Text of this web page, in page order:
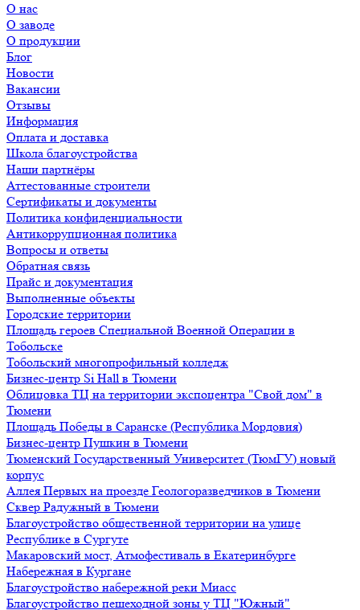
О нас
О заводе
О продукции
Блог
Новости
Вакансии
Отзывы
Информация
Оплата и доставка
Школа благоустройства
Наши партнёры
Аттестованные строители
Сертификаты и документы
Политика конфиденциальности
Антикоррупционная политика
Вопросы и ответы
Обратная связь
Прайс и документация
Выполненные объекты
Городские территории
Площадь героев Специальной Военной Операции в
Тобольске
Тобольский многопрофильный колледж
Бизнес-центр Si Hall в Тюмени
Облицовка ТЦ на территории экспоцентра "Свой дом" в
Тюмени
Площадь Победы в Саранске (Республика Мордовия)
Бизнес-центр Пушкин в Тюмени
Тюменский Государственный Университет (ТюмГУ) новый
корпус
Аллея Первых на проезде Геологоразведчиков в Тюмени
Сквер Радужный в Тюмени
Благоустройство общественной территории на улице
Республике в Сургуте
Макаровский мост, Атмофестиваль в Екатеринбурге
Набережная в Кургане
Благоустройство набережной реки Миасс
Благоустройство пешеходной зоны у ТЦ "Южный"